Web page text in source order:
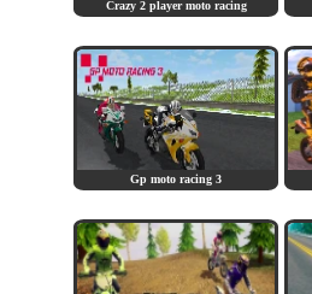
Crazy 2 player moto racing
Gp moto racing 3